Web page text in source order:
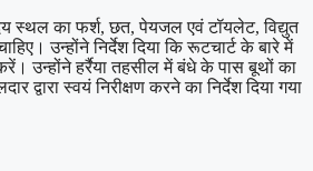
स्थल का फर्श, छत, पेयजल एवं टॉयलेट, विद्युत
उन्होंने निर्देश दिया कि रूटचार्ट के बारे में
उन्होंने हर्रैया तहसील में बंधे के पास बूथों का
द्वारा स्वयं निरीक्षण करने का निर्देश दिया गया